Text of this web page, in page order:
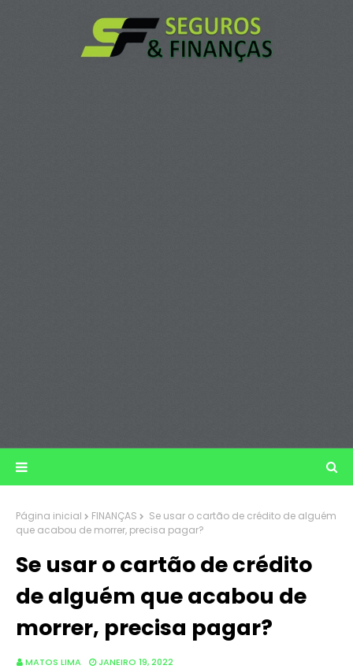
Página inicial FINANÇAS
Se usar o cartão de crédito de alguém
que acabou de morrer, precisa pagar?
Se usar o cartão de crédito
de alguém que acabou de
morrer, precisa pagar?
MATOS LIMA JANEIRO 19, 2022